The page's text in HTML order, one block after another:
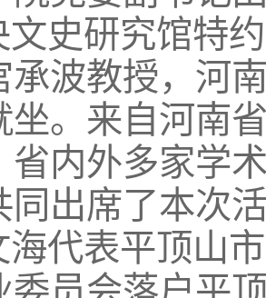
文史研究馆特
承波教授，河
坐。来自河南
省内外多家学
同出席了本次
海代表平顶山